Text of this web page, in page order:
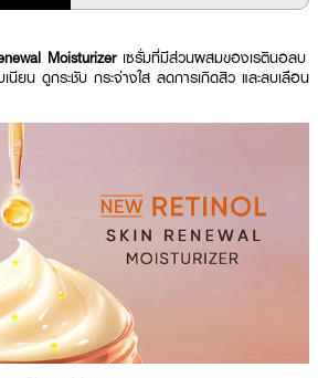
Moisturizer เซรั่มที่มีส่วนผสมของเรตินอลบ
ยน ดูกระชับ กระจ่างใส ลดการเกิดสิว และลบเลือน